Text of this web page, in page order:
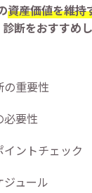
資産価値を維持
断をおすすめ
の重要性
必要性
ントチェック
ュール